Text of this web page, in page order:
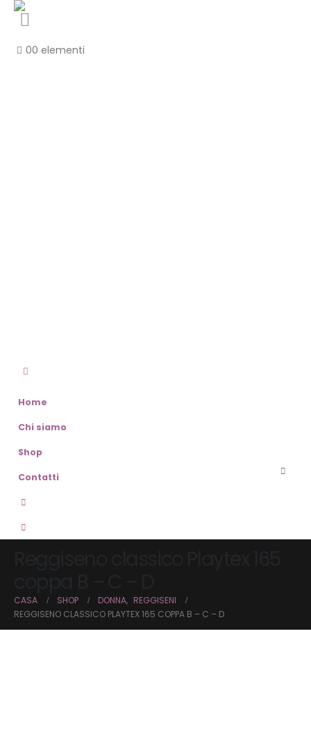
00 elementi
Home
Chi siamo
Shop
Contatti
CASA SHOP DONNA, REGGISENI
REGGISENO CLASSICO PLAYTEX 165 COPPA B – C – D